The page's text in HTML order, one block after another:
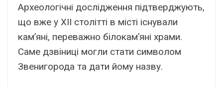
Археологічні дослідження підтверджують,
що вже у XII столітті в місті існували
кам’яні, переважно білокам’яні храми.
Саме дзвіниці могли стати символом
Звенигорода та дати йому назву.